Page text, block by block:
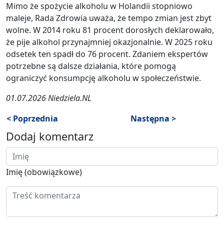
Mimo że spożycie alkoholu w Holandii stopniowo
maleje, Rada Zdrowia uważa, że tempo zmian jest zbyt
wolne. W 2014 roku 81 procent dorosłych deklarowało,
że pije alkohol przynajmniej okazjonalnie. W 2025 roku
odsetek ten spadł do 76 procent. Zdaniem ekspertów
potrzebne są dalsze działania, które pomogą
ograniczyć konsumpcję alkoholu w społeczeństwie.
01.07.2026 Niedziela.NL
< Poprzednia
Następna >
Dodaj komentarz
Imię (obowiązkowe)